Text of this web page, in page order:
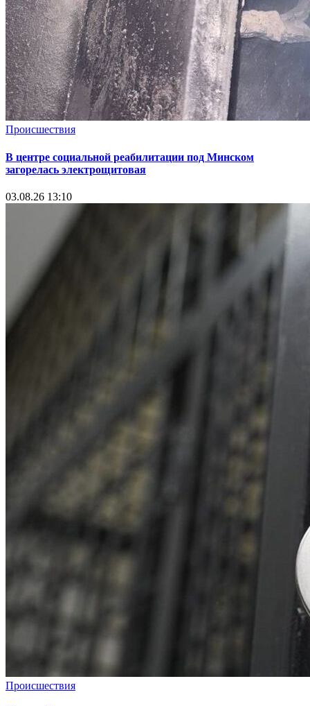
Происшествия
В центре социальной реабилитации под Минском
загорелась электрощитовая
03.08.26 13:10
Происшествия